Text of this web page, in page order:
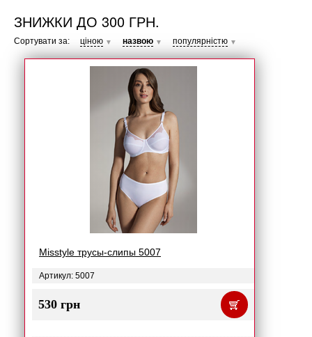
ЗНИЖКИ ДО 300 ГРН.
Сортувати за: ціною ▼ назвою ▼ популярністю ▼
Misstyle трусы-слипы 5007
Артикул: 5007
530 грн